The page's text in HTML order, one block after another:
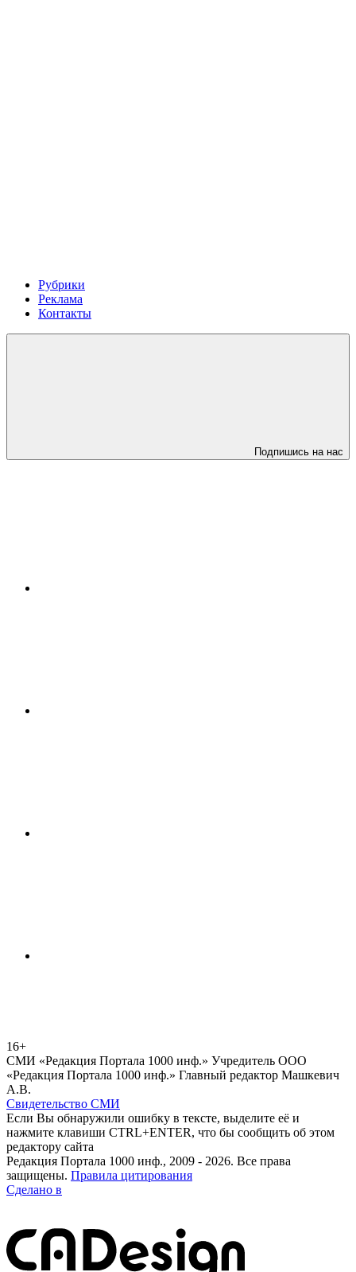
Рубрики
Реклама
Контакты
Подпишись на нас
16+
СМИ «Редакция Портала 1000 инф.» Учредитель ООО
«Редакция Портала 1000 инф.» Главный редактор Машкевич
А.В.
Свидетельство СМИ
Если Вы обнаружили ошибку в тексте, выделите её и
нажмите клавиши CTRL+ENTER, что бы сообщить об этом
редактору сайта
Редакция Портала 1000 инф., 2009 - 2026. Все права
защищены. Правила цитирования
Сделано в